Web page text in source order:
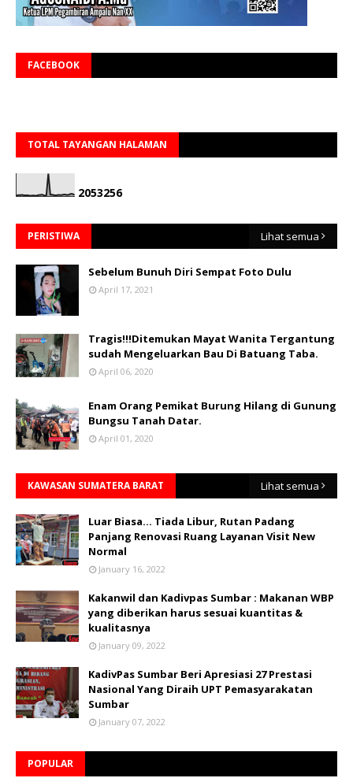
FACEBOOK
TOTAL TAYANGAN HALAMAN
2053256
PERISTIWA Lihat semua
Sebelum Bunuh Diri Sempat Foto Dulu
April 17, 2021
Tragis!!!Ditemukan Mayat Wanita Tergantung
sudah Mengeluarkan Bau Di Batuang Taba.
April 06, 2020
Enam Orang Pemikat Burung Hilang di Gunung
Bungsu Tanah Datar.
April 01, 2020
KAWASAN SUMATERA BARAT Lihat semua
Luar Biasa... Tiada Libur, Rutan Padang
Panjang Renovasi Ruang Layanan Visit New
Normal
January 16, 2022
Kakanwil dan Kadivpas Sumbar : Makanan WBP
yang diberikan harus sesuai kuantitas &
kualitasnya
January 09, 2022
KadivPas Sumbar Beri Apresiasi 27 Prestasi
Nasional Yang Diraih UPT Pemasyarakatan
Sumbar
January 07, 2022
POPULAR